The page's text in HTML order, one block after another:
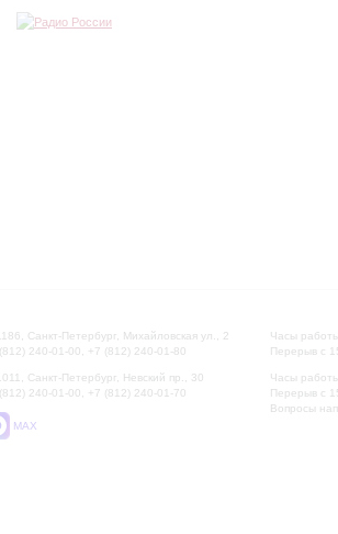
Санкт-Петербург, Михайловская ул., 2
240-01-00, +7 (812) 240-01-80
Санкт-Петербург, Невский пр., 30
240-01-00, +7 (812) 240-01-70
MAX
Часы
Перерыв с
Часы
Перерыв с
Вопросы